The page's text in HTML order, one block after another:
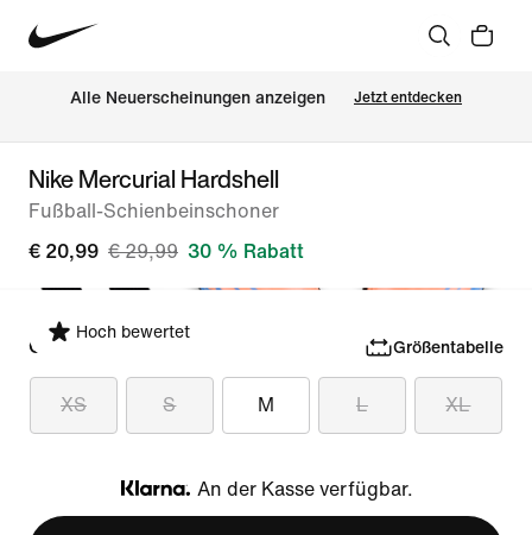
Alle Neuerscheinungen anzeigen Jetzt entdecken
Nike Mercurial Hardshell
Fußball-Schienbeinschoner
€ 20,99 € 29,99 30 % Rabatt
Hoch bewertet
Größe auswählen Größentabelle
XS S M L XL
Klarna
An der Kasse verfügbar.